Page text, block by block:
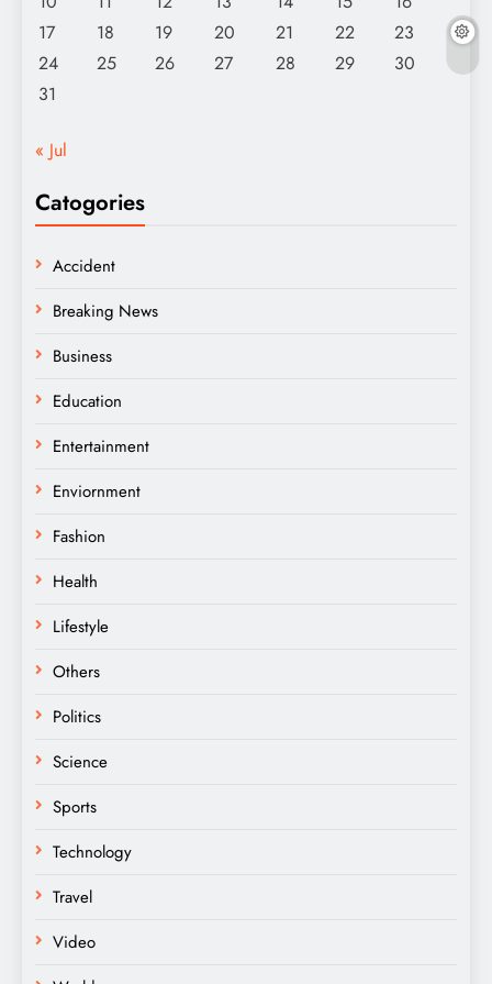
17
18 19 20 21 22
23
24
25 26 27 28 29
30
31
« Jul
Catogories
Accident
Breaking News
Business
Education
Entertainment
Enviornment
Fashion
Health
Lifestyle
Others
Politics
Science
Sports
Technology
Travel
Video